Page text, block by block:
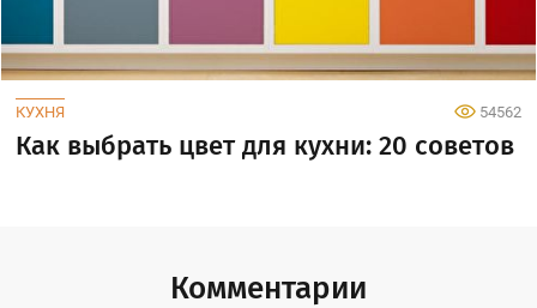
КУХНЯ 54562
Как выбрать цвет для кухни: 20 советов
Комментарии